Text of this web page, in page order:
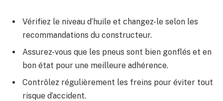
Vérifiez le niveau d’huile et changez-le selon les
recommandations du constructeur.
Assurez-vous que les pneus sont bien gonflés et en
bon état pour une meilleure adhérence.
Contrôlez régulièrement les freins pour éviter tout
risque d’accident.